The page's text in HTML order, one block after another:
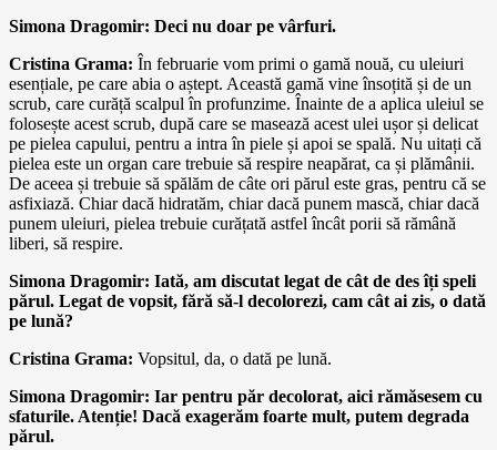
Simona Dragomir: Deci nu doar pe vârfuri.
Cristina Grama: În februarie vom primi o gamă nouă, cu uleiuri
esențiale, pe care abia o aștept. Această gamă vine însoțită și de un
scrub, care curăță scalpul în profunzime. Înainte de a aplica uleiul se
folosește acest scrub, după care se masează acest ulei ușor și delicat
pe pielea capului, pentru a intra în piele și apoi se spală. Nu uitați că
pielea este un organ care trebuie să respire neapărat, ca și plămânii.
De aceea și trebuie să spălăm de câte ori părul este gras, pentru că se
asfixiază. Chiar dacă hidratăm, chiar dacă punem mască, chiar dacă
punem uleiuri, pielea trebuie curățată astfel încât porii să rămână
liberi, să respire.
Simona Dragomir: Iată, am discutat legat de cât de des îți speli
părul. Legat de vopsit, fără să-l decolorezi, cam cât ai zis, o dată
pe lună?
Cristina Grama: Vopsitul, da, o dată pe lună.
Simona Dragomir: Iar pentru păr decolorat, aici rămăsesem cu
sfaturile. Atenție! Dacă exagerăm foarte mult, putem degrada
părul.